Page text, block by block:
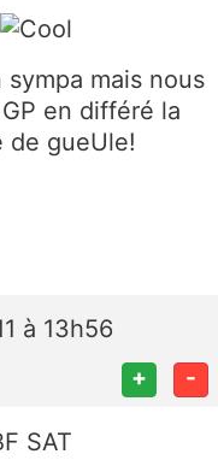
mais nous
en différé la
gueUle!
à 13h56
+ -
SAT